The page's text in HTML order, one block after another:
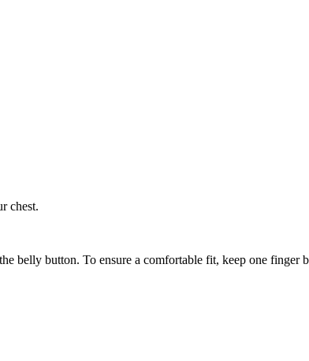
chest.
belly button. To ensure a comfortable fit, keep one finger